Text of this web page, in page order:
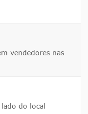
vendedores nas
do local